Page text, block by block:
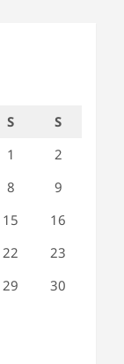
S
S
1
2
8
9
15
16
22
23
29
30